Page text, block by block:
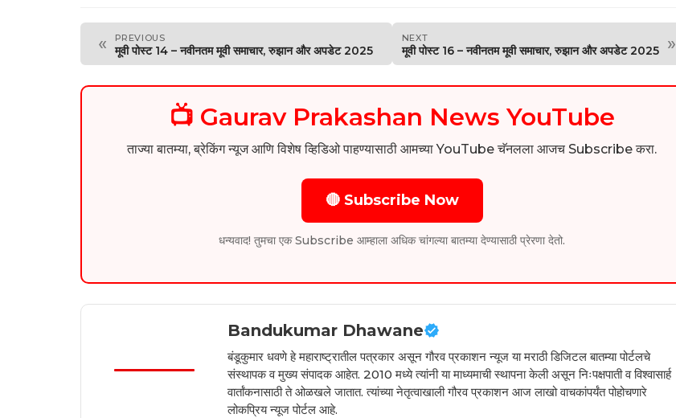
« PREVIOUS
मूवी पोस्ट 14 – नवीनतम मूवी समाचार, रुझान और अपडेट 2025
NEXT
मूवी पोस्ट 16 – नवीनतम मूवी समाचार, रुझान और अपडेट 2025 »
📺 Gaurav Prakashan News YouTube
ताज्या बातम्या, ब्रेकिंग न्यूज आणि विशेष व्हिडिओ पाहण्यासाठी आमच्या YouTube चॅनलला आजच Subscribe करा.
🔴 Subscribe Now
धन्यवाद! तुमचा एक Subscribe आम्हाला अधिक चांगल्या बातम्या देण्यासाठी प्रेरणा देतो.
Bandukumar Dhawane
बंडूकुमार धवणे हे महाराष्ट्रातील पत्रकार असून गौरव प्रकाशन न्यूज या मराठी डिजिटल बातम्या पोर्टलचे
संस्थापक व मुख्य संपादक आहेत. 2010 मध्ये त्यांनी या माध्यमाची स्थापना केली असून निःपक्षपाती व विश्वासार्ह
वार्तांकनासाठी ते ओळखले जातात. त्यांच्या नेतृत्वाखाली गौरव प्रकाशन आज लाखो वाचकांपर्यंत पोहोचणारे
लोकप्रिय न्यूज पोर्टल आहे.